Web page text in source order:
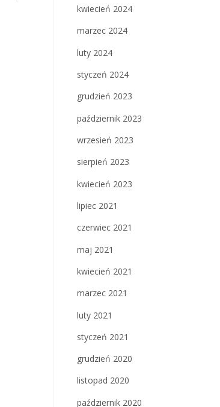
kwiecień 2024
marzec 2024
luty 2024
styczeń 2024
grudzień 2023
październik 2023
wrzesień 2023
sierpień 2023
kwiecień 2023
lipiec 2021
czerwiec 2021
maj 2021
kwiecień 2021
marzec 2021
luty 2021
styczeń 2021
grudzień 2020
listopad 2020
październik 2020